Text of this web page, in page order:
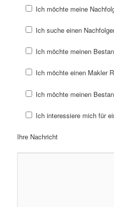
Ich möchte meine
Ich suche einen
Ich möchte meinen
Ich möchte einen Makler
Ich möchte meinen
Ich interessiere mich für
Ihre Nachricht